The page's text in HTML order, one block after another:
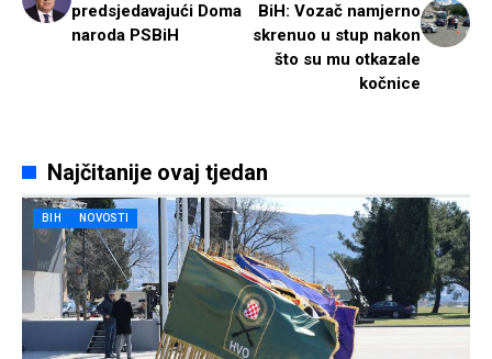
predsjedavajući Doma
naroda PSBiH
BiH: Vozač namjerno
skrenuo u stup nakon
što su mu otkazale
kočnice
Najčitanije ovaj tjedan
BIH NOVOSTI